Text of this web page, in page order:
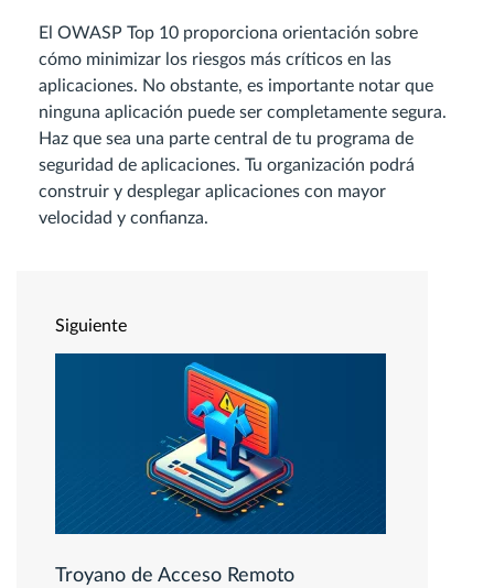
El OWASP Top 10 proporciona orientación sobre
cómo minimizar los riesgos más críticos en las
aplicaciones. No obstante, es importante notar que
ninguna aplicación puede ser completamente segura.
Haz que sea una parte central de tu programa de
seguridad de aplicaciones. Tu organización podrá
construir y desplegar aplicaciones con mayor
velocidad y confianza.
Siguiente
Troyano de Acceso Remoto